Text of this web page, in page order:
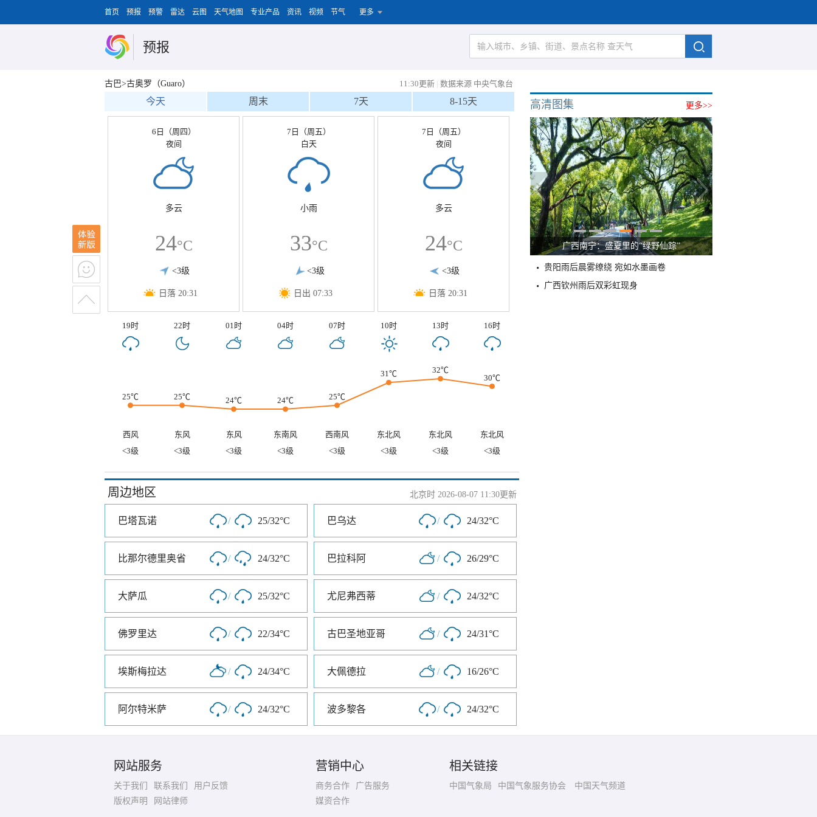
首页 预报 预警 雷达 云图 天气地图 专业产品 资讯 视频 节气 更多
预报
古巴>古奥罗（Guaro） 11:30更新 | 数据来源 中央气象台
今天 周末 7天 8-15天
6日（周四）
夜间
多云
24°C
<3级
日落 20:31
7日（周五）
白天
小雨
33°C
<3级
日出 07:33
7日（周五）
夜间
多云
24°C
<3级
日落 20:31
19时 22时 01时 04时 07时 10时 13时 16时
25℃ 25℃ 24℃ 24℃ 25℃
31℃
32℃
30℃
西风 东风 东风 东南风 西南风 东北风 东北风
东北风
<3级
<3级 <3级 <3级 <3级 <3级 <3级 <3级
周边地区 北京时 2026-08-07 11:30更新
巴塔瓦诺 / 25/32°C 巴乌达 / 24/32°C
比那尔德里奥省 / 24/32°C 巴拉科阿 / 26/29°C
大萨瓜 / 25/32°C 尤尼弗西蒂 / 24/32°C
佛罗里达 / 22/34°C 古巴圣地亚哥 / 24/31°C
埃斯梅拉达 / 24/34°C 大佩德拉 / 16/26°C
阿尔特米萨 / 24/32°C 波多黎各 / 24/32°C
更多>>
高清图集
广西南宁：盛夏里的“绿野仙踪”
贵阳雨后晨雾缭绕 宛如水墨画卷
广西钦州雨后双彩虹现身
网站服务
关于我们 联系我们
用户反馈
版权声明
网站律师
营销中心
商务合作
广告服务
媒资合作
相关链接
中国气象局 中国气象服务协会 中国天气频道